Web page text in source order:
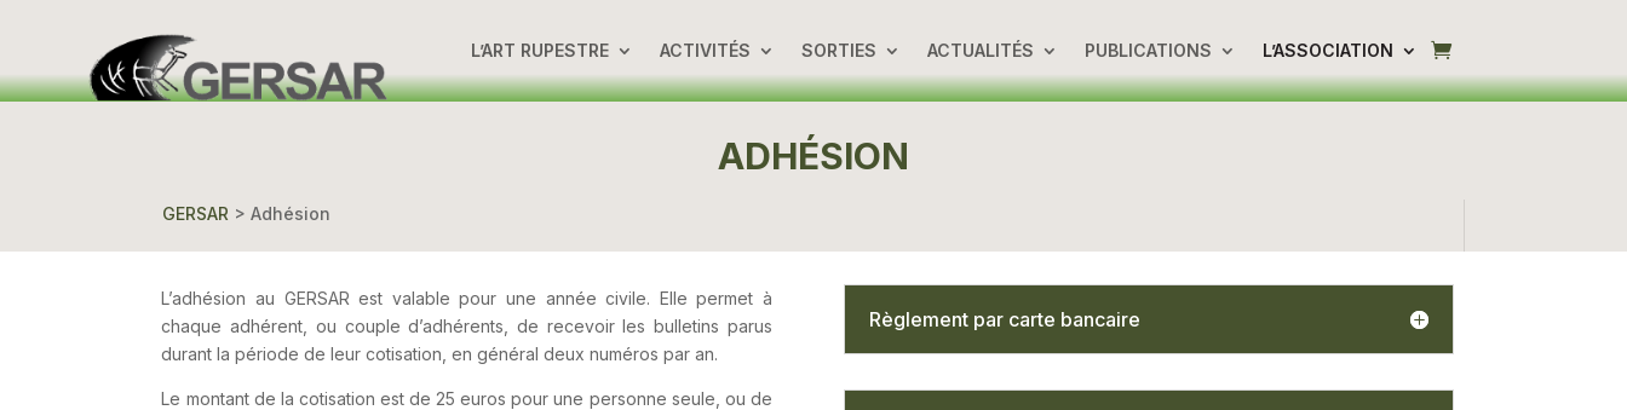
L’ART RUPESTRE ACTIVITÉS SORTIES ACTUALITÉS PUBLICATIONS L’ASSOCIATION
ADHÉSION
GERSAR >Adhésion
L’adhésion au GERSAR est valable pour une année civile. Elle permet à
chaque adhérent, ou couple d’adhérents, de recevoir les bulletins parus
durant la période de leur cotisation, en général deux numéros par an.
Le montant de la cotisation est de 25 euros pour une personne seule, ou de
Règlement par carte bancaire